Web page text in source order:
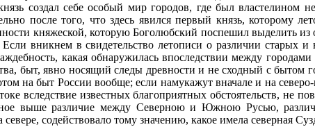
создал себе особый мир городов, где был
после того, что здесь явился первый князь, которому
княжеской, которую Боголюбский поспешил выделить
Если вникнем в свидетельство летописи о различии
какая обнаружилась впоследствии между
быт, явно носящий следы древности и не сходный с
на быт России вообще; если намукажут вначале и на
вследствие известных благоприятных обстоятельств, не
выше различие между Северною и Южною Русью,
содействовало тому значению, какое имела северная